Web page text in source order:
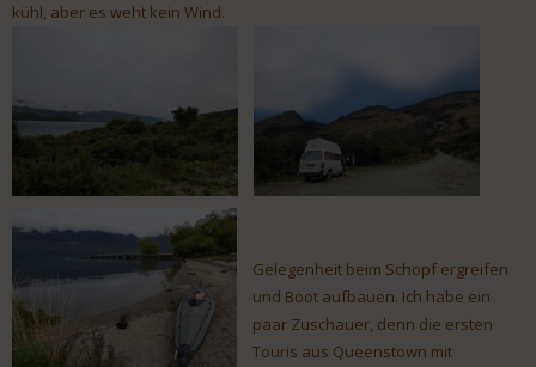
kühl, aber es weht kein Wind.
Gelegenheit beim Schopf ergreifen
und Boot aufbauen. Ich habe ein
paar Zuschauer, denn die ersten
Touris aus Queenstown mit